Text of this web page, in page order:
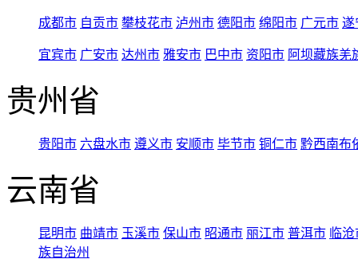
成都市 自贡市 攀枝花市 泸州市 德阳市 绵阳市 广元市 遂
宜宾市 广安市 达州市 雅安市 巴中市 资阳市 阿坝藏族羌
贵州省
贵阳市 六盘水市 遵义市 安顺市 毕节市 铜仁市 黔西南布
云南省
昆明市 曲靖市 玉溪市 保山市 昭通市 丽江市 普洱市 临
族自治州